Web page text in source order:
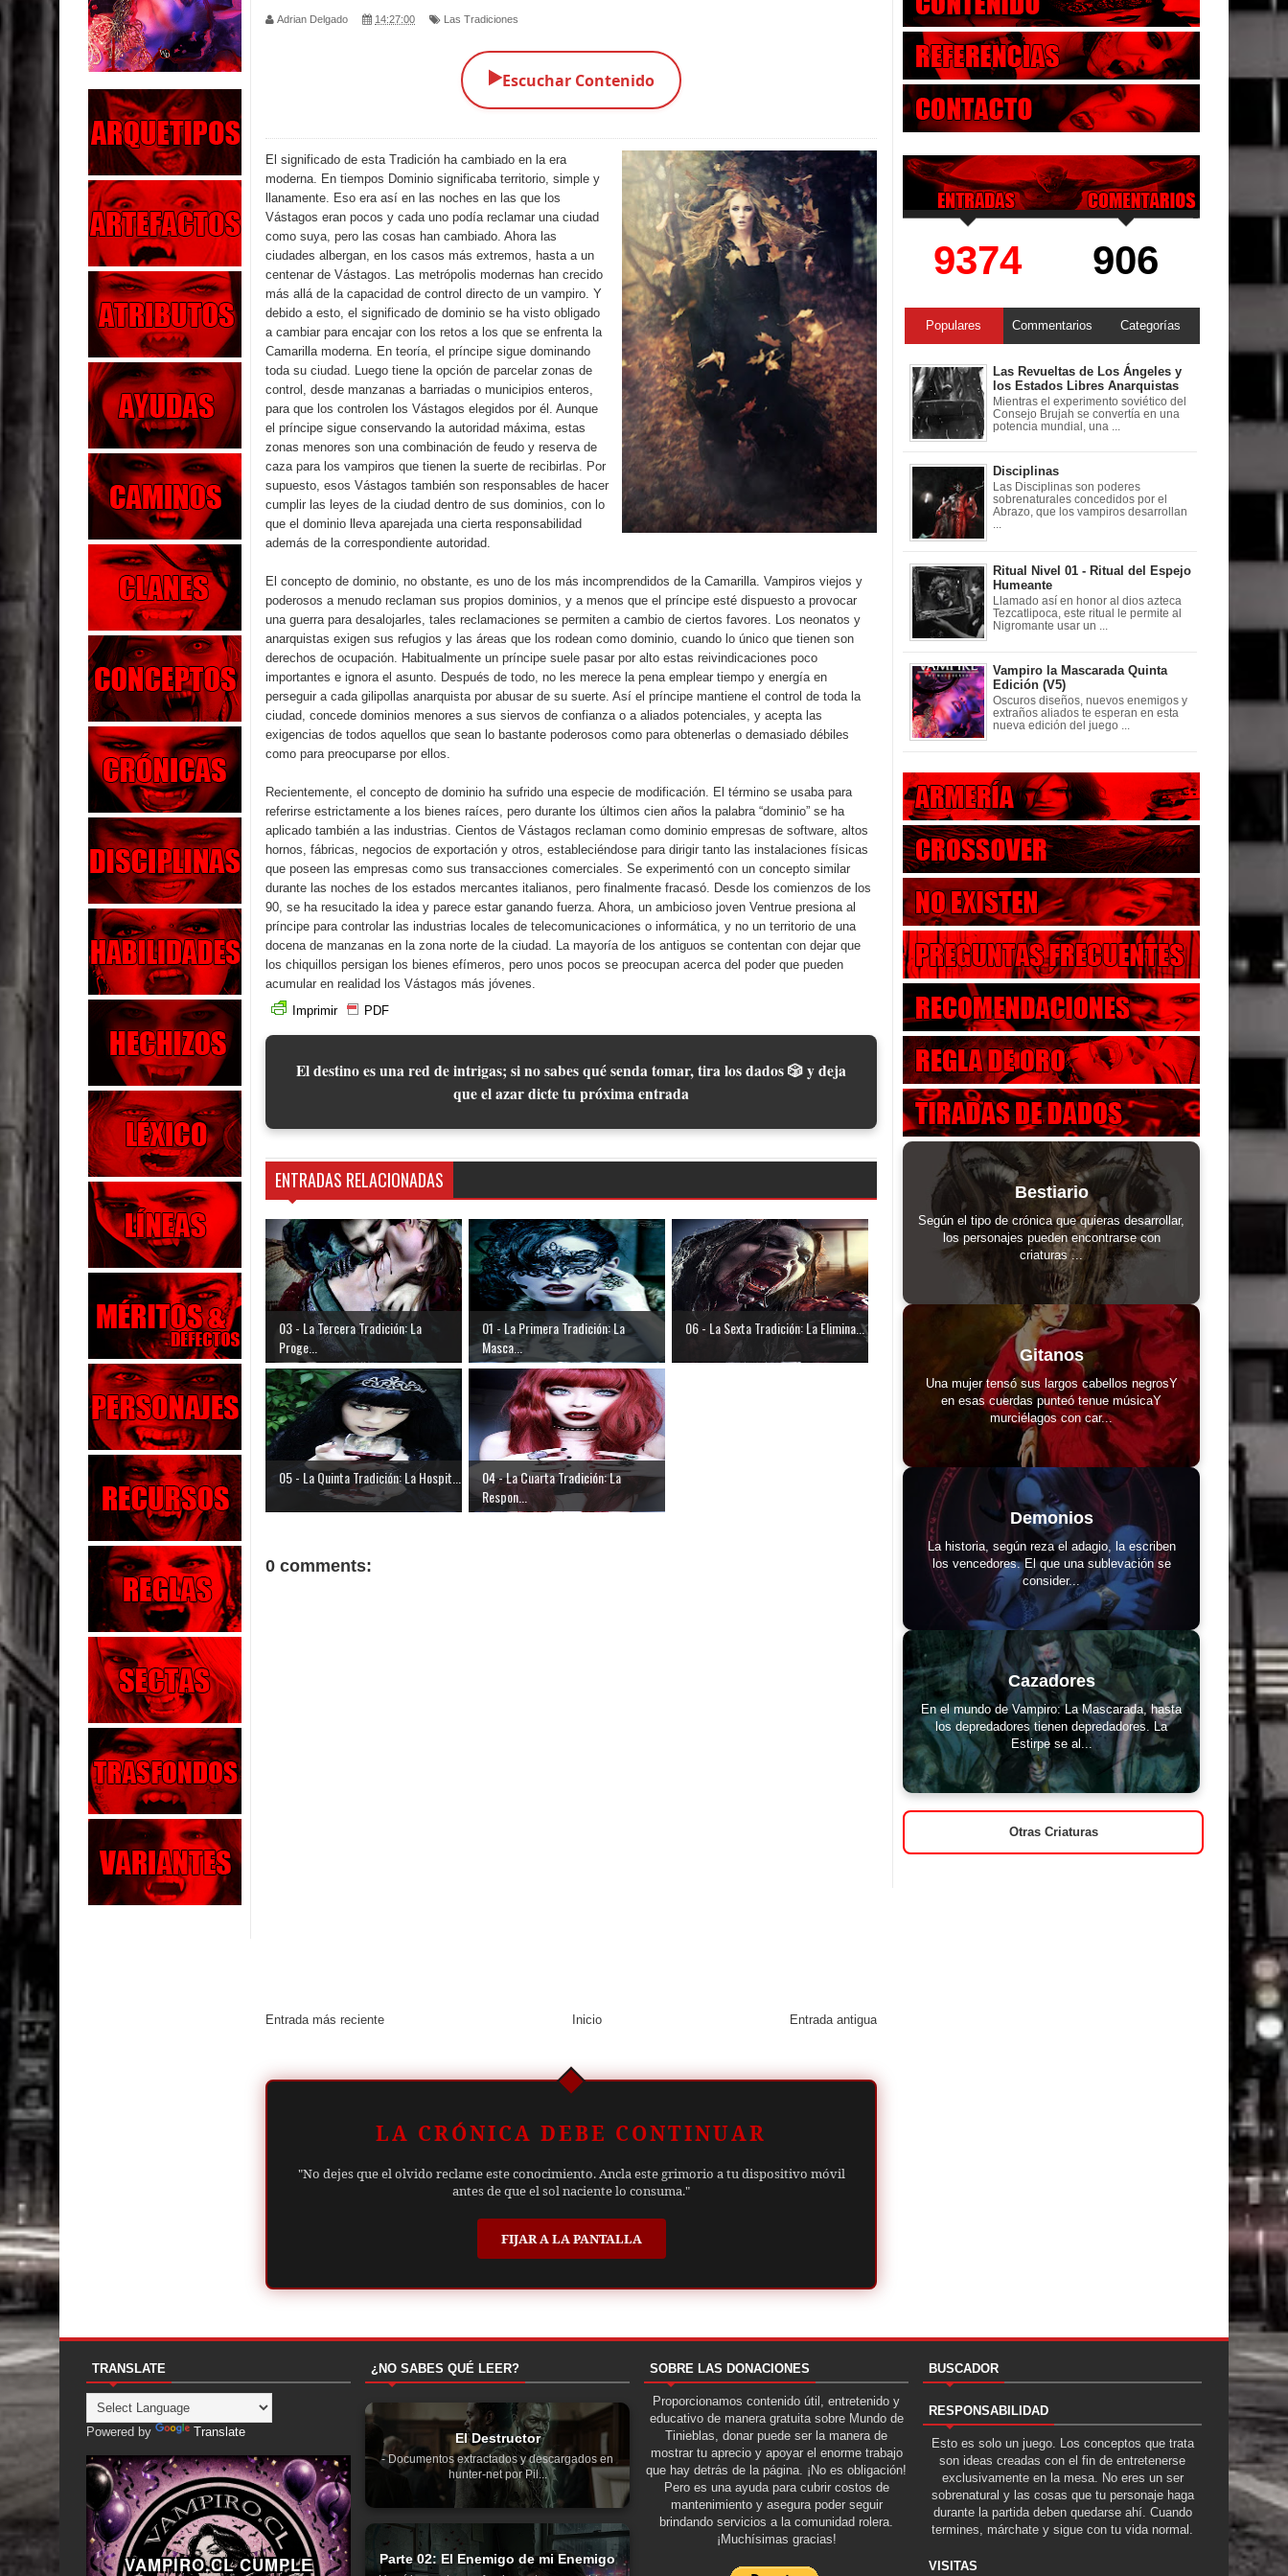
Parte 02: Los Muertos Gobiernan a los Vivos
Parte 01: Escondido a Plena Luz
Parte 02: El Enemigo de mi Enemigo
Parte 06: Coletazos
Parte 05: Los Horrores del Infierno
Parte 04: Oídos Sordos
Parte 03: La Traición
Parte 02: Vuelve el Hijo Prodigo
Parte 03: Reflexiones
Adrian Delgado 14:27:00 Las Tradiciones
▶️Escuchar Contenido
El significado de esta Tradición ha cambiado en la era
moderna. En tiempos Dominio significaba territorio, simple y
llanamente. Eso era así en las noches en las que los
Vástagos eran pocos y cada uno podía reclamar una ciudad
como suya, pero las cosas han cambiado. Ahora las
ciudades albergan, en los casos más extremos, hasta a un
centenar de Vástagos. Las metrópolis modernas han crecido
más allá de la capacidad de control directo de un vampiro. Y
debido a esto, el significado de dominio se ha visto obligado
a cambiar para encajar con los retos a los que se enfrenta la
Camarilla moderna. En teoría, el príncipe sigue dominando
toda su ciudad. Luego tiene la opción de parcelar zonas de
control, desde manzanas a barriadas o municipios enteros,
para que los controlen los Vástagos elegidos por él. Aunque
el príncipe sigue conservando la autoridad máxima, estas
zonas menores son una combinación de feudo y reserva de
caza para los vampiros que tienen la suerte de recibirlas. Por
supuesto, esos Vástagos también son responsables de hacer
cumplir las leyes de la ciudad dentro de sus dominios, con lo
que el dominio lleva aparejada una cierta responsabilidad
además de la correspondiente autoridad.
El concepto de dominio, no obstante, es uno de los más incomprendidos de la Camarilla. Vampiros viejos y
poderosos a menudo reclaman sus propios dominios, y a menos que el príncipe esté dispuesto a provocar
una guerra para desalojarles, tales reclamaciones se permiten a cambio de ciertos favores. Los neonatos y
anarquistas exigen sus refugios y las áreas que los rodean como dominio, cuando lo único que tienen son
derechos de ocupación. Habitualmente un príncipe suele pasar por alto estas reivindicaciones poco
importantes e ignora el asunto. Después de todo, no les merece la pena emplear tiempo y energía en
perseguir a cada gilipollas anarquista por abusar de su suerte. Así el príncipe mantiene el control de toda la
ciudad, concede dominios menores a sus siervos de confianza o a aliados potenciales, y acepta las
exigencias de todos aquellos que sean lo bastante poderosos como para obtenerlas o demasiado débiles
como para preocuparse por ellos.
Recientemente, el concepto de dominio ha sufrido una especie de modificación. El término se usaba para
referirse estrictamente a los bienes raíces, pero durante los últimos cien años la palabra “dominio” se ha
aplicado también a las industrias. Cientos de Vástagos reclaman como dominio empresas de software, altos
hornos, fábricas, negocios de exportación y otros, estableciéndose para dirigir tanto las instalaciones físicas
que poseen las empresas como sus transacciones comerciales. Se experimentó con un concepto similar
durante las noches de los estados mercantes italianos, pero finalmente fracasó. Desde los comienzos de los
90, se ha resucitado la idea y parece estar ganando fuerza. Ahora, un ambicioso joven Ventrue presiona al
príncipe para controlar las industrias locales de telecomunicaciones o informática, y no un territorio de una
docena de manzanas en la zona norte de la ciudad. La mayoría de los antiguos se contentan con dejar que
los chiquillos persigan los bienes efímeros, pero unos pocos se preocupan acerca del poder que pueden
acumular en realidad los Vástagos más jóvenes.
Imprimir
PDF
El destino es una red de intrigas; si no sabes qué senda tomar, tira los dados 🎲 y deja
que el azar dicte tu próxima entrada
ENTRADAS RELACIONADAS
03 - La Tercera Tradición: La
Proge...
01 - La Primera Tradición: La
Masca...
06 - La Sexta Tradición: La Elimina...
05 - La Quinta Tradición: La Hospit...
04 - La Cuarta Tradición: La
Respon...
0 comments:
Entrada más reciente Entrada antigua
Inicio
LA CRÓNICA DEBE CONTINUAR
"No dejes que el olvido reclame este conocimiento. Ancla este grimorio a tu dispositivo móvil
antes de que el sol naciente lo consuma."
FIJAR A LA PANTALLA
9374 906
Populares Commentarios Categorías
Las Revueltas de Los Ángeles y
los Estados Libres Anarquistas
Mientras el experimento soviético del
Consejo Brujah se convertía en una
potencia mundial, una ...
Disciplinas
Las Disciplinas son poderes
sobrenaturales concedidos por el
Abrazo, que los vampiros desarrollan
Ritual Nivel 01 - Ritual del Espejo
Humeante
Llamado así en honor al dios azteca
Tezcatlipoca, este ritual le permite al
Nigromante usar un ...
Vampiro la Mascarada Quinta
Edición (V5)
Oscuros diseños, nuevos enemigos y
extraños aliados te esperan en esta
nueva edición del juego ...
Bestiario
Según el tipo de crónica que quieras desarrollar,
los personajes pueden encontrarse con
criaturas ...
Gitanos
Una mujer tensó sus largos cabellos negrosY
en esas cuerdas punteó tenue músicaY
murciélagos con car...
Demonios
La historia, según reza el adagio, la escriben
los vencedores. El que una sublevación se
consider...
Cazadores
En el mundo de Vampiro: La Mascarada, hasta
los depredadores tienen depredadores. La
Estirpe se al...
Otras Criaturas
TRANSLATE
Powered by Translate
VAMPIRO.CL CUMPLE
¿NO SABES QUÉ LEER?
El Destructor
- Documentos extractados y descargados en
hunter-net por Pil...
Parte 02: El Enemigo de mi Enemigo
SOBRE LAS DONACIONES
Proporcionamos contenido útil, entretenido y
educativo de manera gratuita sobre Mundo de
Tinieblas, donar puede ser la manera de
mostrar tu aprecio y apoyar el enorme trabajo
que hay detrás de la página. ¡No es obligación!
Pero es una ayuda para cubrir costos de
mantenimiento y asegura poder seguir
brindando servicios a la comunidad rolera.
¡Muchísimas gracias!
BUSCADOR
RESPONSABILIDAD
Esto es solo un juego. Los conceptos que trata
son ideas creadas con el fin de entretenerse
exclusivamente en la mesa. No eres un ser
sobrenatural y las cosas que tu personaje haga
durante la partida deben quedarse ahí. Cuando
termines, márchate y sigue con tu vida normal.
VISITAS